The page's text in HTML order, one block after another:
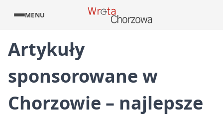
MENU
Artykuły
sponsorowane w
Chorzowie – najlepsze